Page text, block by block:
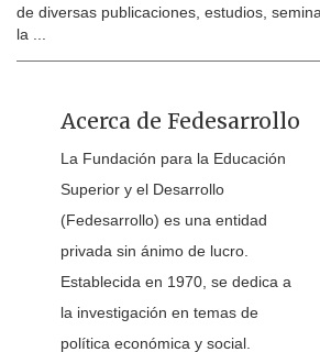
de diversas publicaciones, estudios,
la ...
Acerca de Fedesarrollo
La Fundación para la Educación
Superior y el Desarrollo
(Fedesarrollo) es una entidad
privada sin ánimo de lucro.
Establecida en 1970, se dedica a
la investigación en temas de
política económica y social.